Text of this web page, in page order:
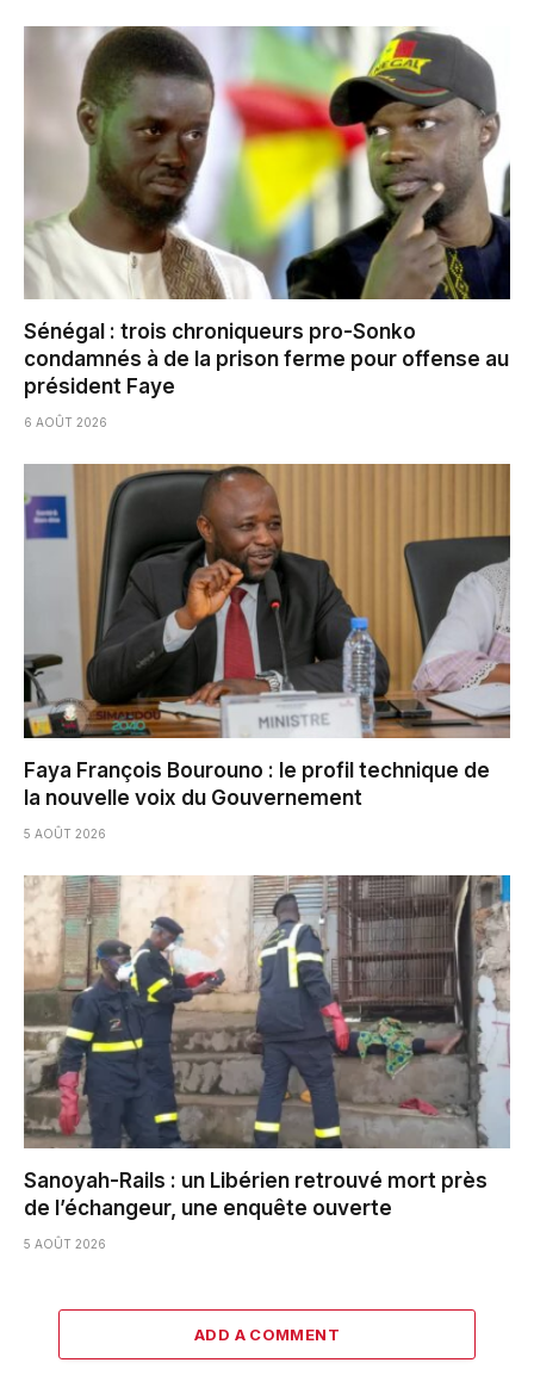
Sénégal : trois chroniqueurs pro-Sonko
condamnés à de la prison ferme pour offense au
président Faye
6 AOÛT 2026
Faya François Bourouno : le profil technique de
la nouvelle voix du Gouvernement
5 AOÛT 2026
Sanoyah-Rails : un Libérien retrouvé mort près
de l’échangeur, une enquête ouverte
5 AOÛT 2026
ADD A COMMENT